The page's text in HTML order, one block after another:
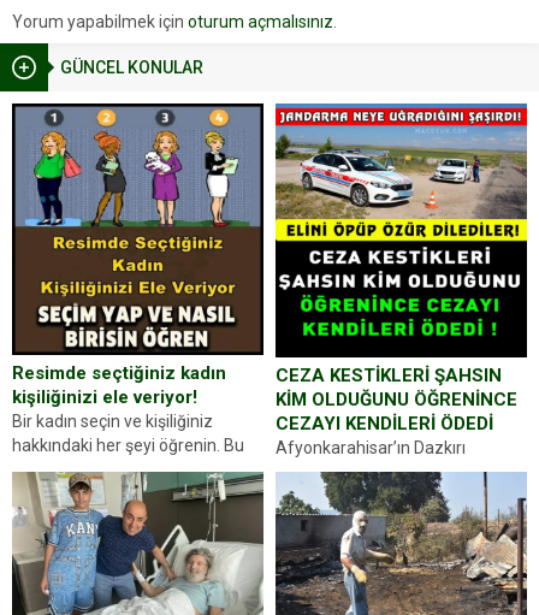
GÜNCEL KONULAR
Resimde seçtiğiniz kadın
kişiliğinizi ele veriyor!
Bir kadın seçin ve kişiliğiniz
hakkındaki her şeyi öğrenin. Bu
kez karşınıza oldukça farklı bir
kişilik testiyle çıkıyoruz. Resimde
gördüğünüz kadın figürlerinden
dikkatinizi en...
CEZA KESTİKLERİ ŞAHSIN
KİM OLDUĞUNU ÖĞRENİNCE
CEZAYI KENDİLERİ ÖDEDİ
Afyonkarahisar’ın Dazkırı
ilçesinde trafik uygulaması
yapan jandarma ekipleri
durdurdukları bir otomobilin
sürücüsünden ehliyet ve ruhsat
sorup belgelerini istedi. Sürücü
Abdurrahman Ö.nün verdiği
Yorum yapabilmek için oturum açmalısınız